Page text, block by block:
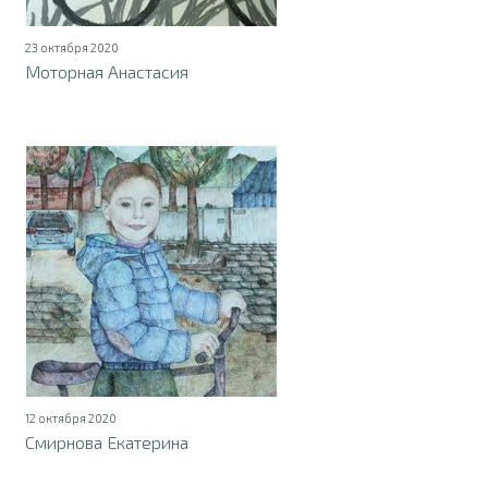
23 октября 2020
Моторная Анастасия
12 октября 2020
Смирнова Екатерина